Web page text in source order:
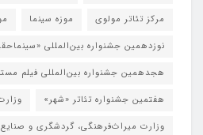
مرکز تئاتر مولوی
موزه سینما
نوزدهمین جشنواره بین‌المللی
هجدهمین جشنواره بین‌المللی فیلم
هفتمین جشنواره تئاتر «شهر»
وزارت میراث‌فرهنگی، گردشگری و